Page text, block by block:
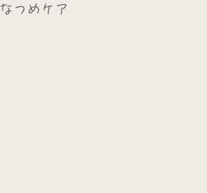
なつめケア